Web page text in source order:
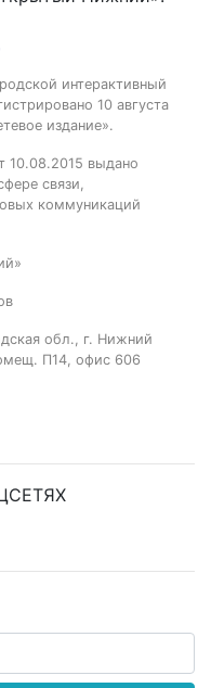
интерактивный
10 августа
издание».
10.08.2015 выдано
связи,
коммуникаций
обл., г. Нижний
П14, офис 606